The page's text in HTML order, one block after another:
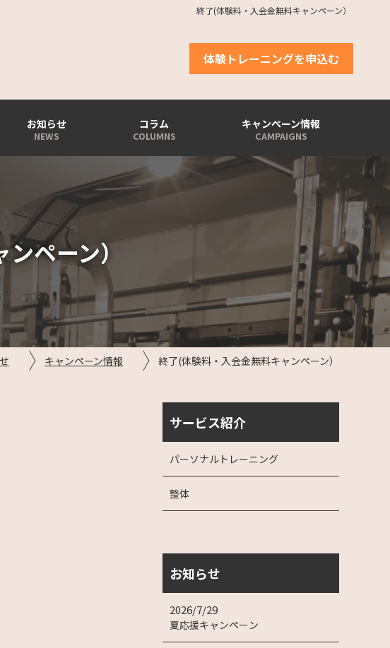
終了(体験料・入会金無料キャンペーン）
体験トレーニングを申込む
お知らせ コラム キャンペーン情報
ペーン）
キャンペーン情報 終了(体験料・入会金無料キャンペーン）
サービス紹介
パーソナルトレーニング
整体
お知らせ
2026/7/29
夏応援キャンペーン